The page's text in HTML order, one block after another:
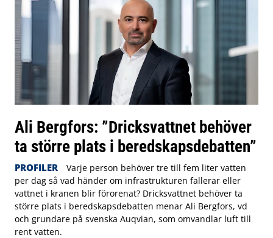
Ali Bergfors: ”Dricksvattnet behöver
ta större plats i beredskapsdebatten”
PROFILER
Varje person behöver tre till fem liter vatten
per dag så vad händer om infrastrukturen fallerar eller
vattnet i kranen blir förorenat? Dricksvattnet behöver ta
större plats i beredskapsdebatten menar Ali Bergfors, vd
och grundare på svenska Auqvian, som omvandlar luft till
rent vatten.